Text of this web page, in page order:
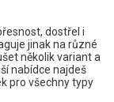
dostřel i
jinak na různé
několik variant a
nabídce najdeš
pro všechny typy